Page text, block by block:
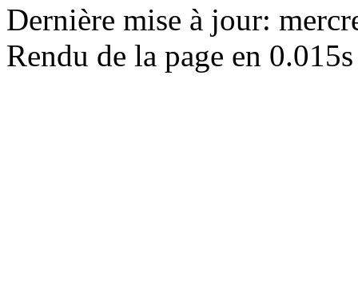
Dernière mise à jour:
Rendu de la page en 0.015s